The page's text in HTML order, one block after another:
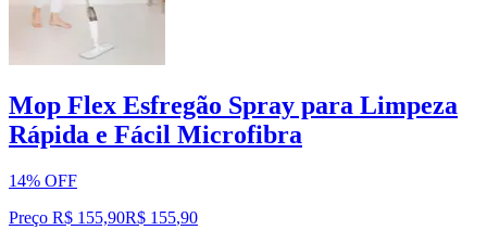
Mop Flex Esfregão Spray para Limpeza
Rápida e Fácil Microfibra
14% OFF
Preço R$ 155,90R$ 155,90